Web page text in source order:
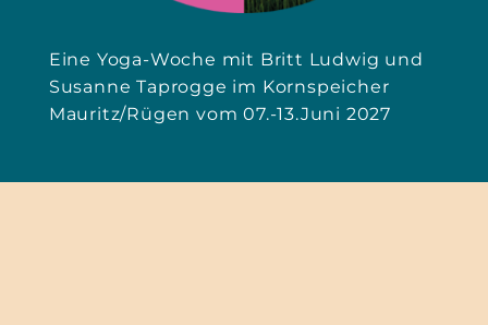
Eine Yoga-Woche mit Britt Ludwig und
Susanne Taprogge im Kornspeicher
Mauritz/Rügen vom 07.-13.Juni 2027